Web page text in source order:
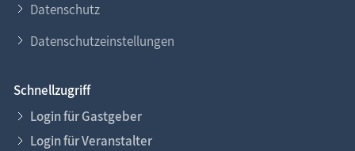
Datenschutz
Datenschutzeinstellungen
Schnellzugriff
Login für Gastgeber
Login für Veranstalter